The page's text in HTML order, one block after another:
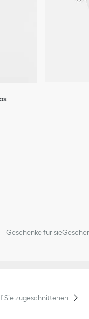
Geschenke für sie
Sie zugeschnittenen